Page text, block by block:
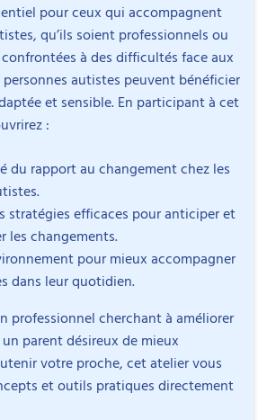
pour ceux qui accompagnent
qu’ils soient professionnels ou
à des difficultés face aux
autistes peuvent bénéficier
et sensible. En participant à cet
:
du rapport au changement chez les
stratégies efficaces pour anticiper et
les changements.
pour mieux accompagner
dans leur quotidien.
professionnel cherchant à améliorer
parent désireux de mieux
votre proche, cet atelier vous
et outils pratiques directement